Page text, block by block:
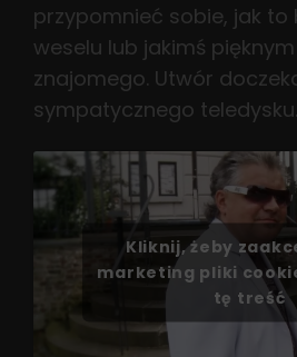
przypomnieć sobie, jak to
weselu lub jakimś
znajomego. Utwór
sympatycznego teledysku.
Kliknij, żeby
marketing pliki
tę treść